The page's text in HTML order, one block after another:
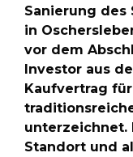
Sanierung des
in
vor dem
Investor aus
Kaufvertrag
unterzeichnet.
Standort und